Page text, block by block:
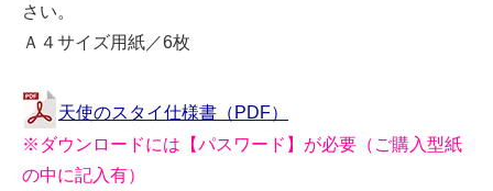
さい。
Ａ４サイズ用紙／6枚
天使のスタイ仕様書（PDF）
※ダウンロードには【パスワード】が必要（ご購入型紙
の中に記入有）